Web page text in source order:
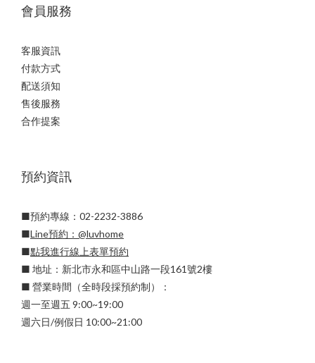
會員服務
客服資訊
付款方式
配送須知
售後服務
合作提案
預約資訊
■預約專線：02-2232-3886
■Line預約： @luvhome
■點我進行線上表單預約
■ 地址：新北市永和區中山路一段161號2樓
■ 營業時間（全時段採預約制）：
週一至週五 9:00~19:00
週六日/例假日 10:00~21:00